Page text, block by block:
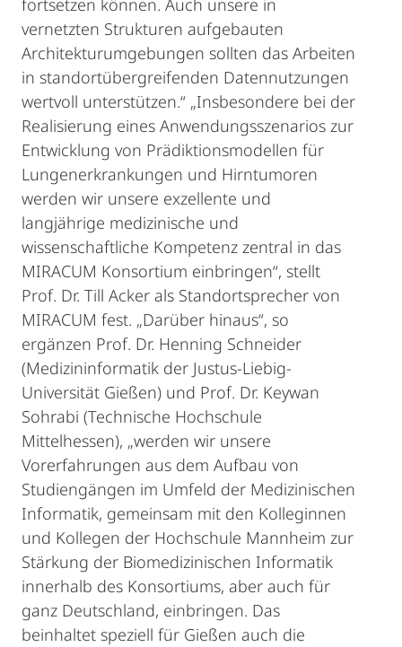
fortsetzen können. Auch unsere in
vernetzten Strukturen aufgebauten
Architekturumgebungen sollten das Arbeiten
in standortübergreifenden Datennutzungen
wertvoll unterstützen.“ „Insbesondere bei der
Realisierung eines Anwendungsszenarios zur
Entwicklung von Prädiktionsmodellen für
Lungenerkrankungen und Hirntumoren
werden wir unsere exzellente und
langjährige medizinische und
wissenschaftliche Kompetenz zentral in das
MIRACUM Konsortium einbringen“, stellt
Prof. Dr. Till Acker als Standortsprecher von
MIRACUM fest. „Darüber hinaus“, so
ergänzen Prof. Dr. Henning Schneider
(Medizininformatik der Justus-Liebig-
Universität Gießen) und Prof. Dr. Keywan
Sohrabi (Technische Hochschule
Mittelhessen), „werden wir unsere
Vorerfahrungen aus dem Aufbau von
Studiengängen im Umfeld der Medizinischen
Informatik, gemeinsam mit den Kolleginnen
und Kollegen der Hochschule Mannheim zur
Stärkung der Biomedizinischen Informatik
innerhalb des Konsortiums, aber auch für
ganz Deutschland, einbringen. Das
beinhaltet speziell für Gießen auch die